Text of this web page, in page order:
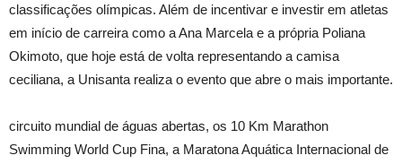
classificações olímpicas. Além de incentivar e investir em atletas
em início de carreira como a Ana Marcela e a própria Poliana
Okimoto, que hoje está de volta representando a camisa
ceciliana, a Unisanta realiza o evento que abre o mais importante.
circuito mundial de águas abertas, os 10 Km Marathon
Swimming World Cup Fina, a Maratona Aquática Internacional de